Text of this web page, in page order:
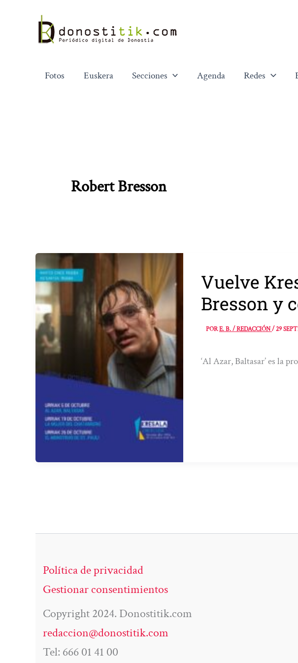
contenido
Fotos Euskera Secciones Agenda Redes
Robert Bresson
Vuelve
Bresson y
PORE. B. / REDACCIÓN/29
‘Al Azar, Baltasar’ es la
Política de privacidad
Gestionar consentimientos
Copyright 2024. Donostitik.com
redaccion@donostitik.com
Tel: 666 01 41 00